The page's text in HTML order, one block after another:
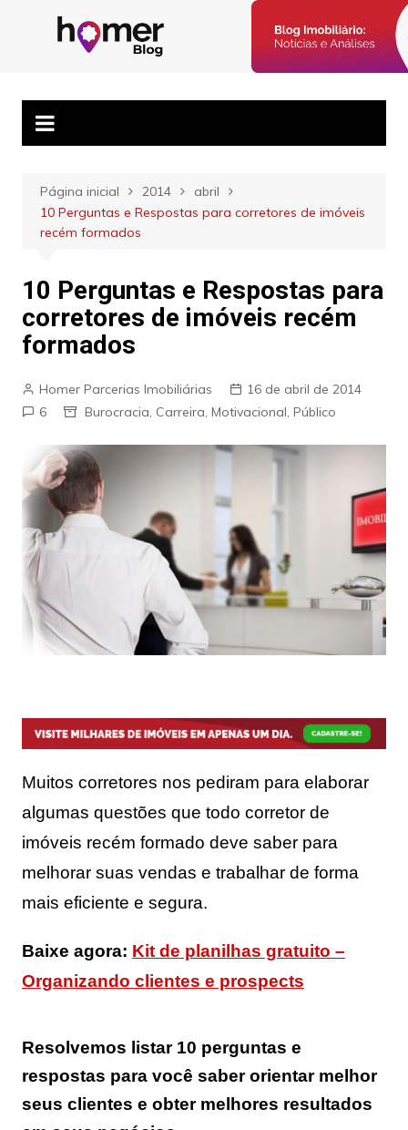
Blog Homer:
Mercado
Imobiliário,
Posts semanais sobre o mercado imobiliário e dicas para
corretores imobiliários encontrarem parceiros e venderem mais.
Página inicial 2014
abril
10 Perguntas e Respostas para corretores de imóveis
recém formados
10 Perguntas e Respostas para
corretores de imóveis recém
formados
Homer Parcerias Imobiliárias
16 de abril de 2014
6
Burocracia, Carreira, Motivacional, Público
Muitos corretores nos pediram para elaborar
algumas questões que todo corretor de
imóveis recém formado deve saber para
melhorar suas vendas e trabalhar de forma
mais eficiente e segura.
Baixe agora: Kit de planilhas gratuito –
Organizando clientes e prospects
Resolvemos listar 10 perguntas e
respostas para você saber orientar melhor
seus clientes e obter melhores resultados